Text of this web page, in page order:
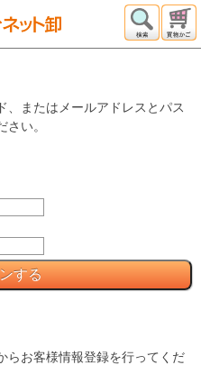
、またはメールアドレスとパス
い。
らお客様情報登録を行ってくだ